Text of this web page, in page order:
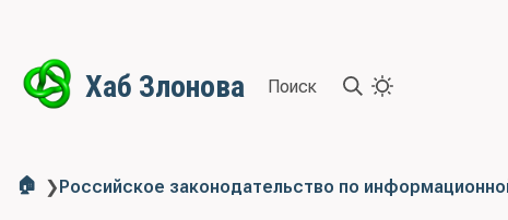
Хаб Злонова Поиск
🏠 ❯Российское законодательство по